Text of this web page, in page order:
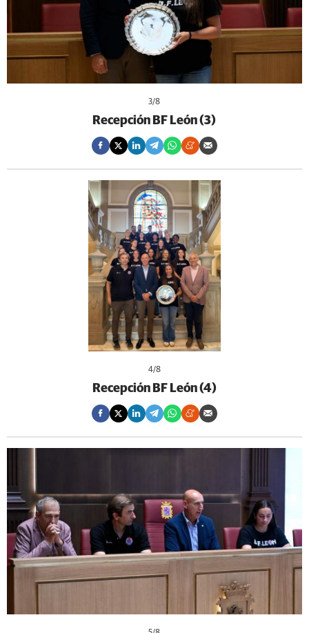
3/8
Recepción BF León (3)
4/8
Recepción BF León (4)